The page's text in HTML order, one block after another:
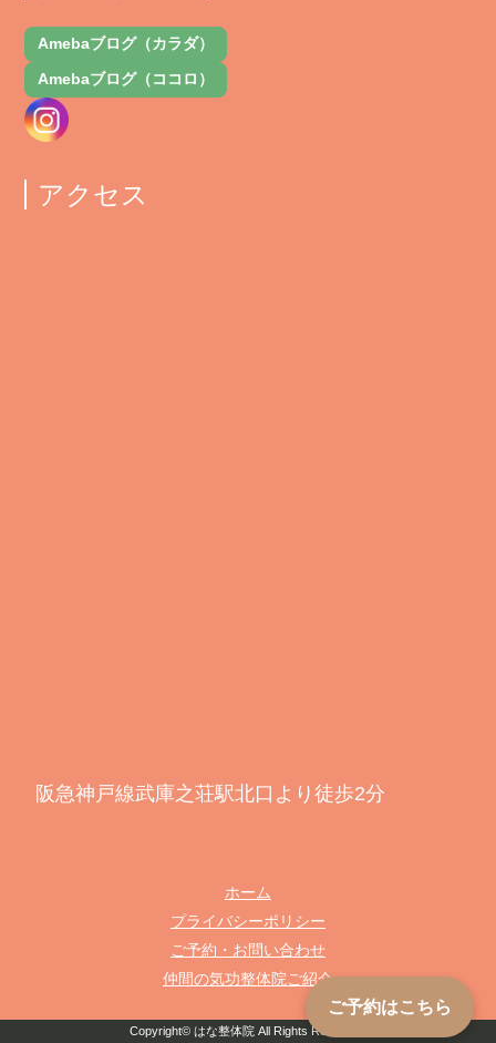
ご予約はこちら
Amebaブログ（カラダ）
Amebaブログ（ココロ）
アクセス
阪急神戸線武庫之荘駅北口より徒歩2分
ホーム
プライバシーポリシー
ご予約・お問い合わせ
仲間の気功整体院ご紹介
Copyright© はな整体院All Rights Reserved.